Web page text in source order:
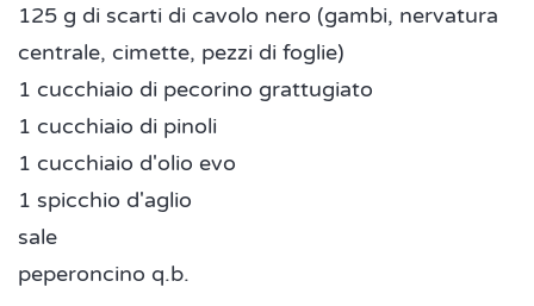
125 g di scarti di cavolo nero (gambi, nervatura
centrale, cimette, pezzi di foglie)
1 cucchiaio di pecorino grattugiato
1 cucchiaio di pinoli
1 cucchiaio d'olio evo
1 spicchio d'aglio
sale
peperoncino q.b.